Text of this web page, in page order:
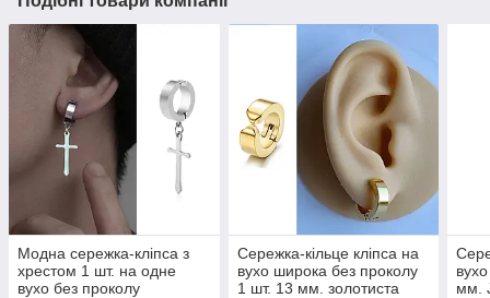
Модна сережка-кліпса з
хрестом 1 шт. на одне
вухо без проколу
Сережка-кільце кліпса на
вухо широка без проколу
1 шт. 13 мм. золотиста
мм.